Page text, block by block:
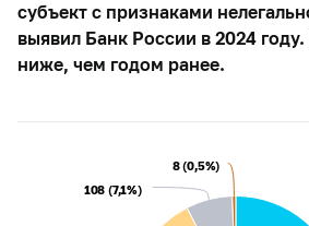
субъект с признаками
выявил Банк России в 2024
ниже, чем годом ранее.
108 (7,1%)
108 (7,1%)
8 (0,5%)
8 (0,5%)